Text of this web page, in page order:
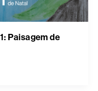
Paisagem de